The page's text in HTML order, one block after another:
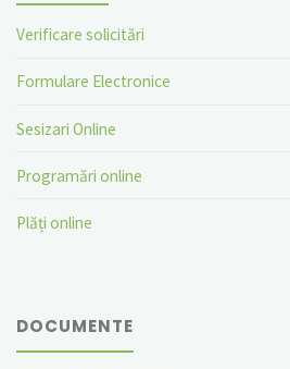
Verificare solicitări
Formulare Electronice
Sesizari Online
Programări online
Plăți online
DOCUMENTE